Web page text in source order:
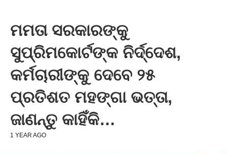
ମମତା ସରକାରଙ୍କୁ
ସୁପ୍ରିମକୋର୍ଟଙ୍କ ନିର୍ଦ୍ଦେଶ,
କର୍ମଚାରୀଙ୍କୁ ଦେବେ ୨୫
ପ୍ରତିଶତ ମହଙ୍ଗା ଭତ୍ତା,
ଜାଣନ୍ତୁ କାହିଁକି…
1 YEAR AGO